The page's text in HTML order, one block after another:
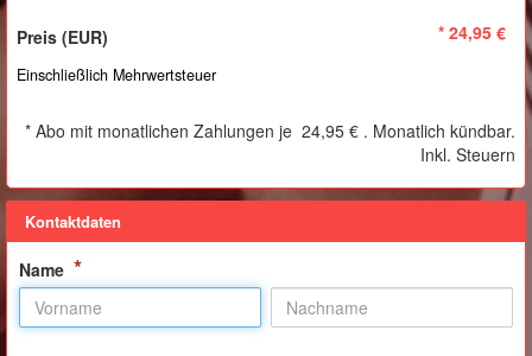
24,95 €
*
Einschließlich Mehrwertsteuer
* Abo mit monatlichen Zahlungen je 24,95 € . Monatlich kündbar.
Inkl. Steuern
Kontaktdaten
Name *